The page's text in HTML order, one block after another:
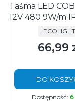
Taśma LED
12V 480 9W/m
ECOLIGHT
Cena
66,99
DO
Dostępność: